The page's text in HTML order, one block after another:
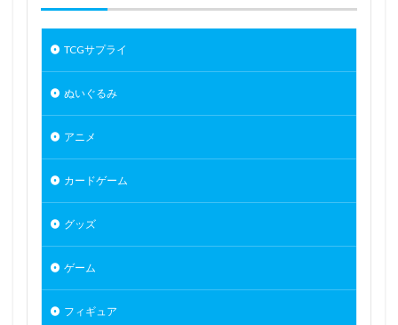
TCGサプライ
ぬいぐるみ
アニメ
カードゲーム
グッズ
ゲーム
フィギュア